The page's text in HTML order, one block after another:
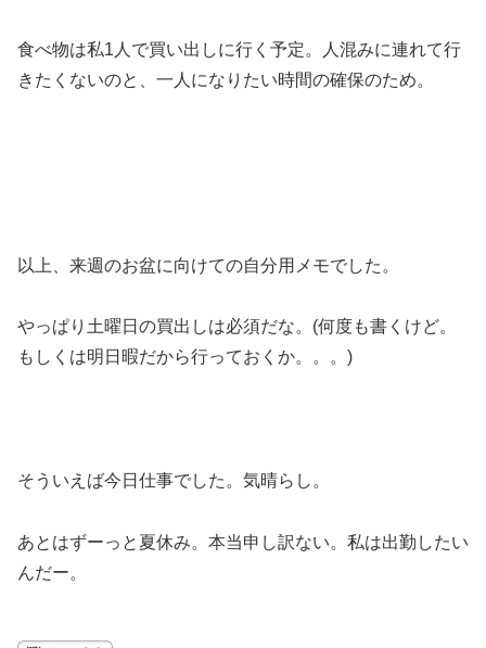
食べ物は私1人で買い出しに行く予定。人混みに連れて行
きたくないのと、一人になりたい時間の確保のため。
以上、来週のお盆に向けての自分用メモでした。
やっぱり土曜日の買出しは必須だな。(何度も書くけど。
もしくは明日暇だから行っておくか。。。)
そういえば今日仕事でした。気晴らし。
あとはずーっと夏休み。本当申し訳ない。私は出勤したい
んだー。